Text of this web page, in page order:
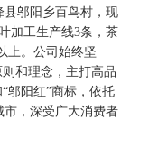
邬阳乡百鸟村，现
加工生产线3条，茶
上。公司始终坚
和理念，主打高品
邬阳红”商标，依托
，深受广大消费者